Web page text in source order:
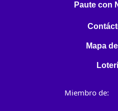
Paute con
Mapa
Miembro de: